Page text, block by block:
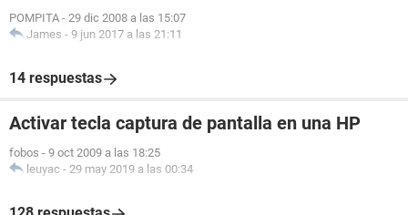
POMPITA - 29 dic 2008 a las 15:07
James - 9 jun 2017 a las 21:11
14 respuestas
Activar tecla captura de pantalla en una HP
fobos - 9 oct 2009 a las 18:25
leuyac - 29 may 2019 a las 00:34